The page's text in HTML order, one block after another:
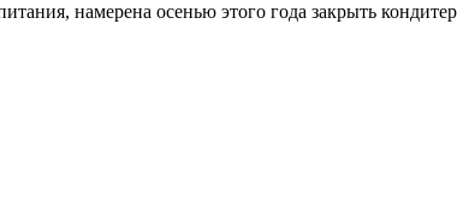
намерена осенью этого года закрыть